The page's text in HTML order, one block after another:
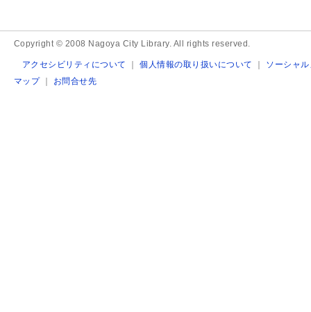
Copyright © 2008 Nagoya City Library. All rights reserved.
アクセシビリティについて ｜個人情報の取り扱いについて ｜ ソーシャ
マップ｜ お問合せ先